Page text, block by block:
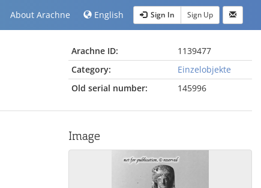
About Arachne English Sign In Sign Up
Arachne ID:
1139477
Category:
Einzelobjekte
Old serial number:
145996
Image